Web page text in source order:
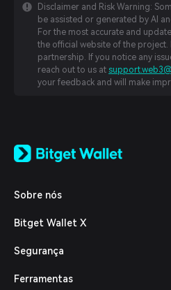
Disclaimer and Risk Warning:
be assisted or generated by AI
For the most accurate and
the official website of the project.
partnership. If you notice any
reach out to us at
your feedback and will make
日本語
Español (Latinoamérica)
Italiano
Deutsch
繁體中文
Sobre nós
Bitget Wallet X
Segurança
Ferramentas